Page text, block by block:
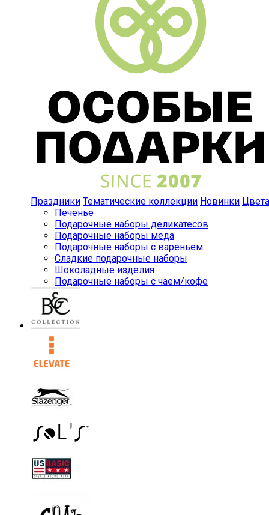
Праздники Тематические коллекции Новинки Цвета
Печенье
Подарочные наборы деликатесов
Подарочные наборы меда
Подарочные наборы с вареньем
Сладкие подарочные наборы
Шоколадные изделия
Подарочные наборы с чаем/кофе